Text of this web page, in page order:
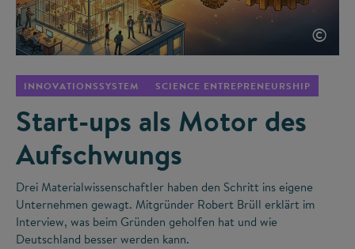
©
INNOVATIONSSYSTEM SCIENCE ENTREPRENEURSHIP
Start-ups als Motor des
Aufschwungs
Drei Materialwissenschaftler haben den Schritt ins eigene
Unternehmen gewagt. Mitgründer Robert Brüll erklärt im
Interview, was beim Gründen geholfen hat und wie
Deutschland besser werden kann.